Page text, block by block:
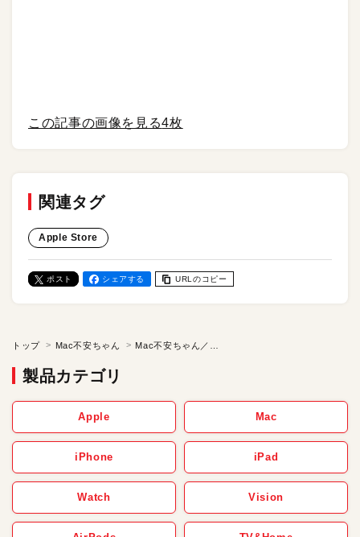
この記事の画像を見る4枚
関連タグ
Apple Store
ポスト シェアする URLのコピー
トップ Mac不安ちゃん
製品カテゴリ
Apple Mac
iPhone iPad
Watch Vision